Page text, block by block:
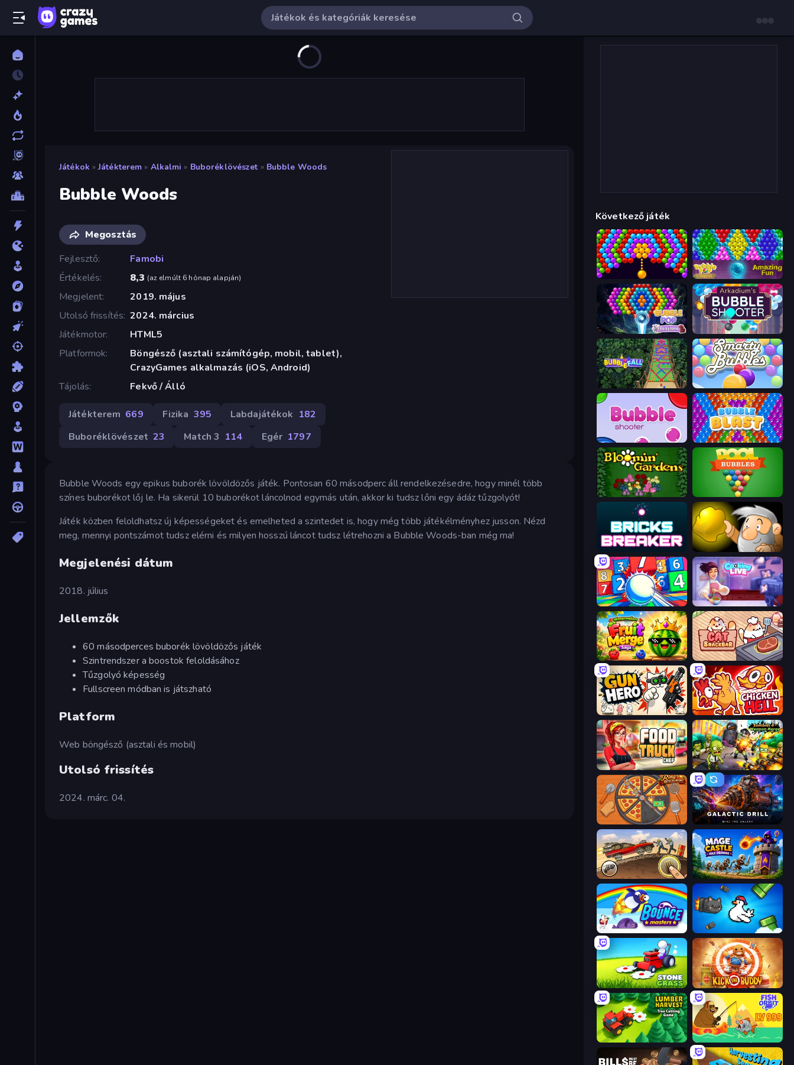
Játékok » Játékterem » Alkalmi » Buboréklövészet » Bubble Woods
Bubble Woods
Megosztás
Fejlesztő
Famobi
Értékelés
8,3 (az elmúlt 6 hónap alapján)
Megjelent
2019. május
Utolsó frissítés 2024. március
Játékmotor
HTML5
Platformok
Böngésző (asztali számítógép, mobil, tablet),
CrazyGames alkalmazás (iOS, Android)
Tájolás
Fekvő / Álló
Játékterem 669 Fizika 395 Labdajátékok 182
Buboréklövészet 23 Match 3 114 Egér 1797
Bubble Woods egy epikus buborék lövöldözős játék. Pontosan 60 másodperc áll rendelkezésedre, hogy minél több
színes buborékot lőj le. Ha sikerül 10 buborékot láncolnod egymás után, akkor ki tudsz lőni egy ádáz tűzgolyót!
Játék közben feloldhatsz új képességeket és emelheted a szintedet is, hogy még több játékélményhez jusson. Nézd
meg, mennyi pontszámot tudsz elérni és milyen hosszú láncot tudsz létrehozni a Bubble Woods-ban még ma!
Megjelenési dátum
2018. július
Jellemzők
60 másodperces buborék lövöldözős játék
Szintrendszer a boostok feloldásához
Tűzgolyó képesség
Fullscreen módban is játszható
Platform
Web böngésző (asztali és mobil)
Utolsó frissítés
2024. márc. 04.
Következő játék
Bubble Story Bubble Pop Legend
Bubble Pop Fairyland
Bubble Fall Smarty Bubbles
Bubble Shooter Bubble Blast
Blooming Gardens Pool Bubbles
Bricks Breaker Gold Miner
Entropy Cooking Live
Watermelon Fruit Merge Saga Cat Snack Bar
Gun Hero: Cat Survival Chicken Hell
Food Truck Chef™: A Fun Cooking Game Zombies 4 Weapon Merge
Ring Restaurant Galactic Drill
Earn to Die: Zombie Ride Mage Castle Idle Defense
Bouncemasters Honk
Stone Grass: Mowing Simulator Kick the Buddy
Lumber Harvest: Tree Cutting Game Fish Orbit